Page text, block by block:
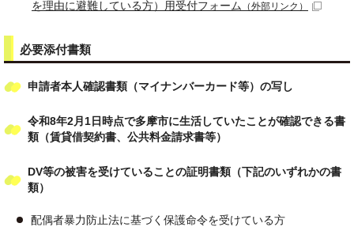
を理由に避難している方）用受付フォーム （外部リンク）
必要添付書類
申請者本人確認書類（マイナンバーカード等）の写し
令和8年2月1日時点で多摩市に生活していたことが確認できる書
類（賃貸借契約書、公共料金請求書等）
DV等の被害を受けていることの証明書類（下記のいずれかの書
類）
配偶者暴力防止法に基づく保護命令を受けている方